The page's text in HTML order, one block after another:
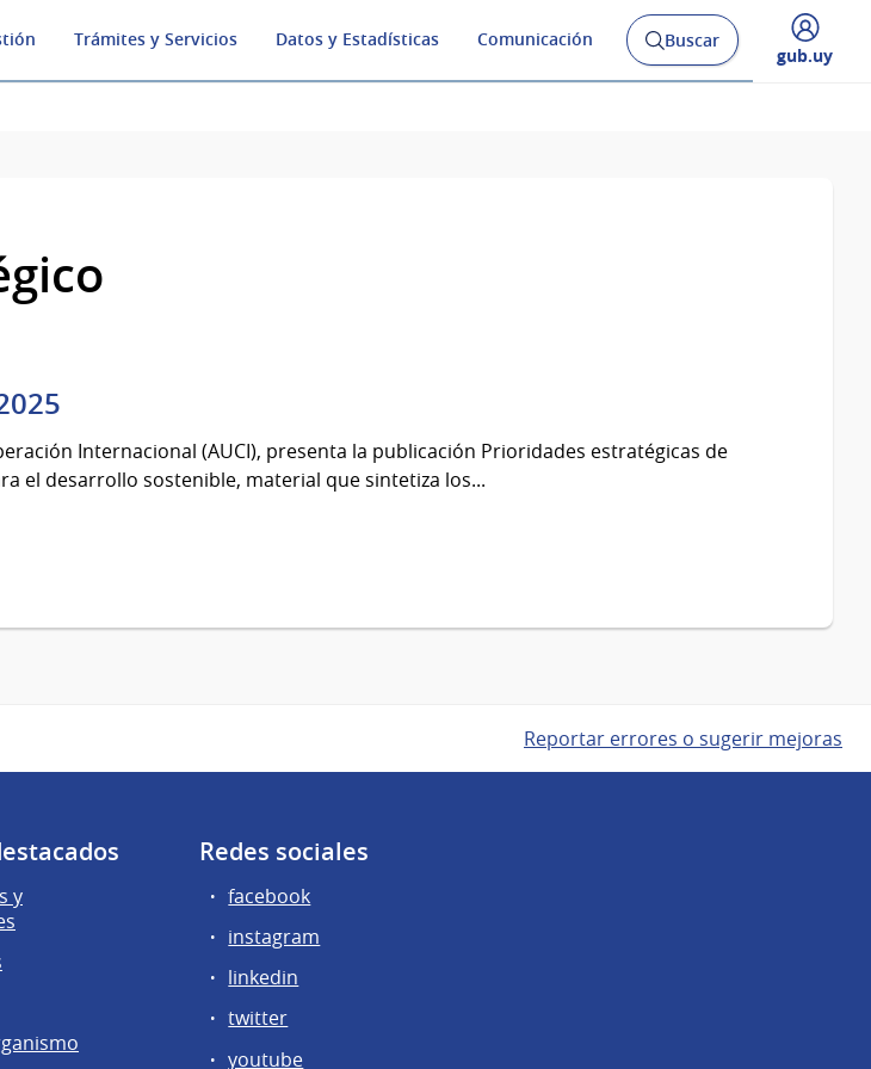
Trámites y Servicios Datos y Estadísticas Comunicación
Abrir
buscador
Buscar
Desplegar
gub.uy
Internacional (AUCI), presenta la publicación Prioridades estratégicas de
el desarrollo sostenible, material que sintetiza los...
Reportar errores o sugerir mejoras
y
Redes sociales
facebook
instagram
linkedin
twitter
youtube